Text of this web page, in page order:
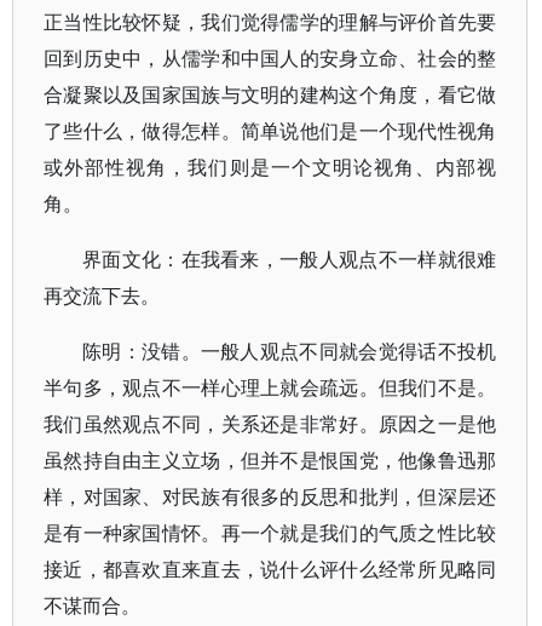
正当性比较怀疑，我们觉得儒学的理解与评价首先要
回到历史中，从儒学和中国人的安身立命、社会的整
合凝聚以及国家国族与文明的建构这个角度，看它做
了些什么，做得怎样。简单说他们是一个现代性视角
或外部性视角，我们则是一个文明论视角、内部视
角。
界面文化：在我看来，一般人观点不一样就很难
再交流下去。
陈明：没错。一般人观点不同就会觉得话不投机
半句多，观点不一样心理上就会疏远。但我们不是。
我们虽然观点不同，关系还是非常好。原因之一是他
虽然持自由主义立场，但并不是恨国党，他像鲁迅那
样，对国家、对民族有很多的反思和批判，但深层还
是有一种家国情怀。再一个就是我们的气质之性比较
接近，都喜欢直来直去，说什么评什么经常所见略同
不谋而合。